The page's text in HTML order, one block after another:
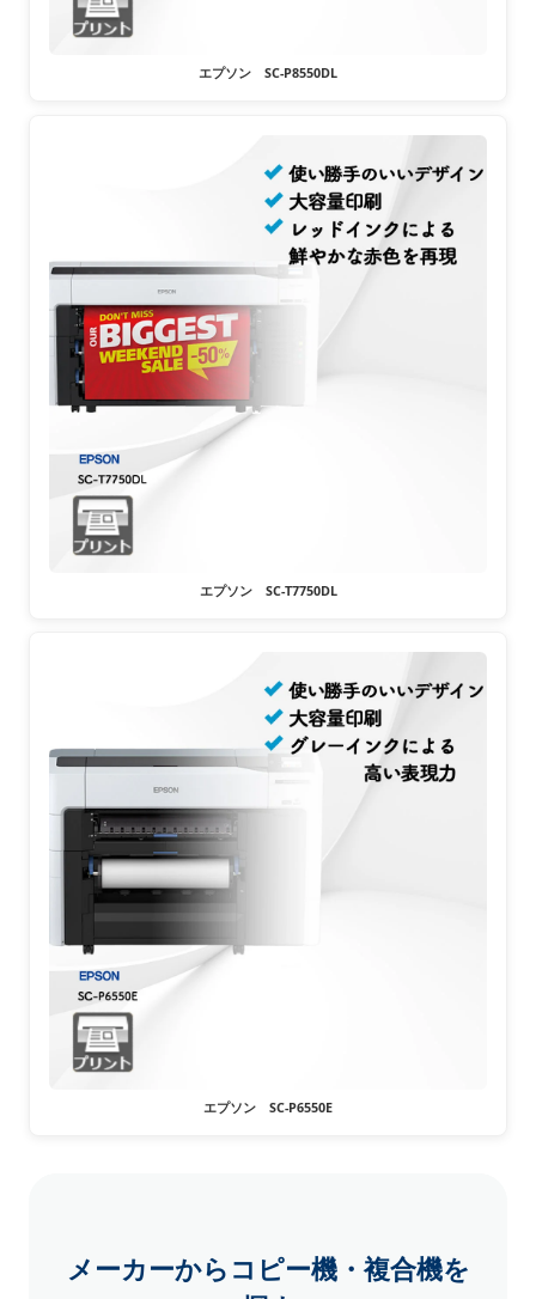
エプソン SC-P8550DL
エプソン SC-T7750DL
エプソン SC-P6550E
メーカーからコピー機・複合機を